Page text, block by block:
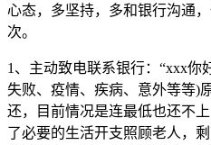
心态，多坚持，多和银行沟通
次。
1、主动致电联系银行：“xxx你
失败、疫情、疾病、意外等等)
还，目前情况是连最低也还不
了必要的生活开支照顾老人，